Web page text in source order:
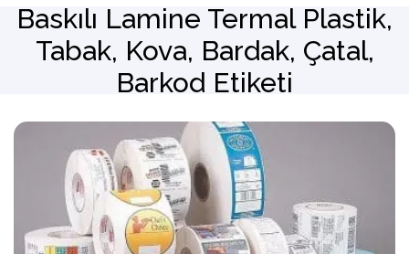
Barkod Yazıcı
Barkod Okuyucu
Baskılı Lamine Termal Plastik,
Tabak, Kova, Bardak, Çatal,
Barkod Etiketi